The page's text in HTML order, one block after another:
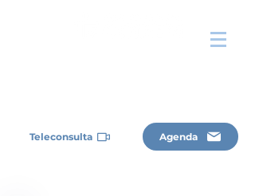
Teleconsulta Agenda